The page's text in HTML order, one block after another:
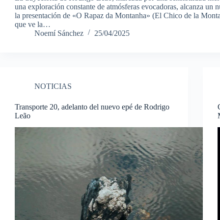
una exploración constante de atmósferas evocadoras, alcanza un
la presentación de «O Rapaz da Montanha» (El Chico de la
que ve la…
Noemí Sánchez
25/04/2025
NOTICIAS
Transporte 20, adelanto del nuevo epé de Rodrigo
Leão